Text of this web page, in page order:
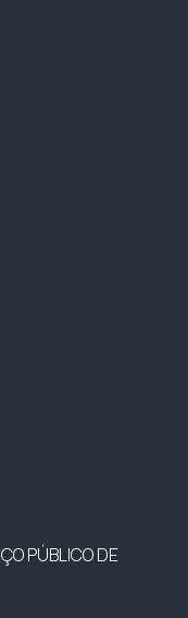
PÚBLICO DE